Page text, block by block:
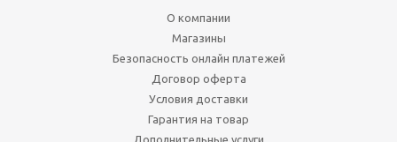
О компании
Магазины
Безопасность онлайн платежей
Договор оферта
Условия доставки
Гарантия на товар
Дополнительные услуги